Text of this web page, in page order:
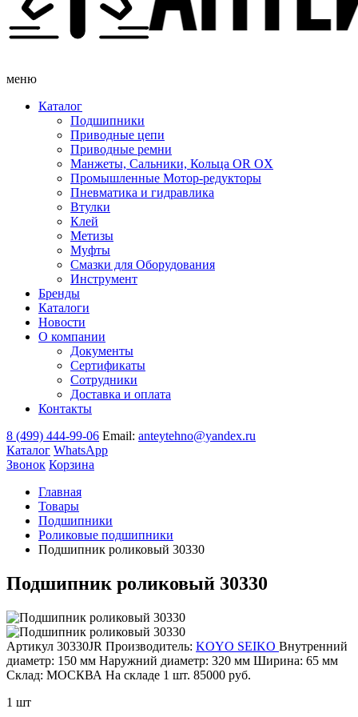
меню
Каталог
Подшипники
Приводные цепи
Приводные ремни
Манжеты, Сальники, Кольца OR OX
Промышленные Мотор-редукторы
Пневматика и гидравлика
Втулки
Клей
Метизы
Муфты
Смазки для Оборудования
Инструмент
Бренды
Каталоги
Новости
О компании
Документы
Сертификаты
Сотрудники
Доставка и оплата
Контакты
8 (499) 444-99-06 Email: anteytehno@yandex.ru
Каталог WhatsApp
Звонок Корзина
Главная
Товары
Подшипники
Роликовые подшипники
Подшипник роликовый 30330
Подшипник роликовый 30330
Артикул 30330JR Производитель: KOYO SEIKO Внутренний
диаметр: 150 мм Наружний диаметр: 320 мм Ширина: 65 мм
Склад: МОСКВА На складе 1 шт. 85000 руб.
1 шт